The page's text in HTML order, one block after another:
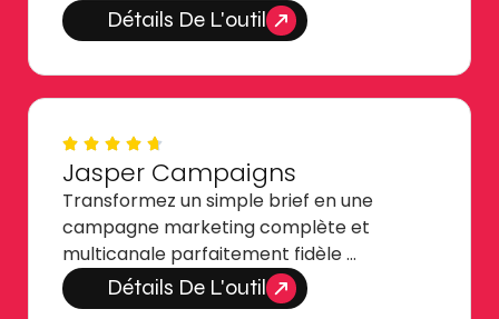
Détails De L'outil
Jasper Campaigns
Transformez un simple brief en une
campagne marketing complète et
multicanale parfaitement fidèle …
Détails De L'outil